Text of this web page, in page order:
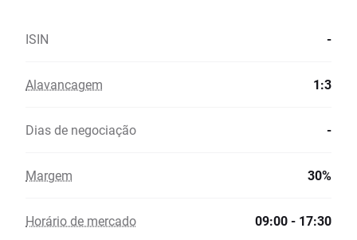
ISIN -
Alavancagem 1:3
Dias de negociação -
Margem 30%
Horário de mercado 09:00 - 17:30